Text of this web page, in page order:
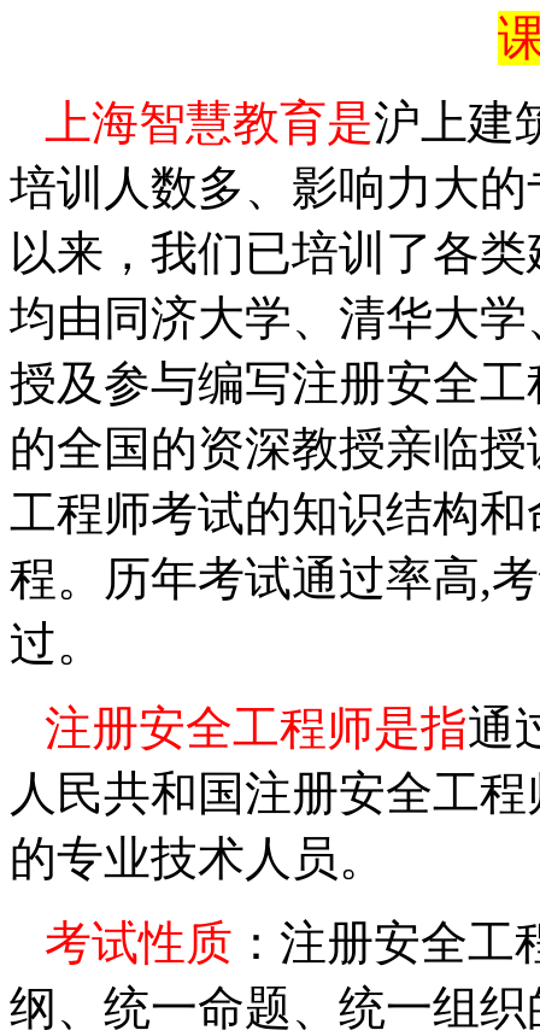
上海智慧教育是沪上建
培训人数多、影响力大
以来，我们已培训了各
均由同济大学、清华大
授及参与编写注册安全
的全国的资深教授亲临授
工程师考试的知识结构
程。历年考试通过率高,
过。
注册安全工程师是指通
人民共和国注册安全工
的专业技术人员。
考试性质 ：注册安全
纲、统一命题、统一组